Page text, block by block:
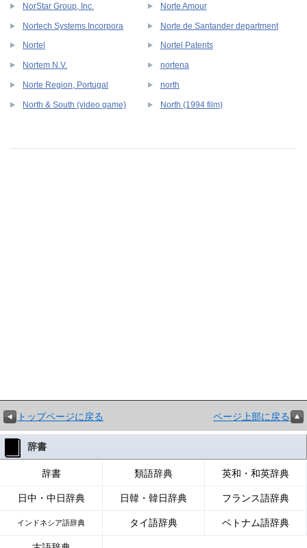
NorStar Group, Inc. Norte Amour
Nortech Systems Incorpora Norte de Santander department
Nortel Nortel Patents
Nortem N.V. nortena
Norte Region, Portugal north
North & South (video game) North (1994 film)
トップページに戻る ページ上部に戻る
辞書
辞書 類語辞典 英和・和英辞典
日中・中日辞典 日韓・韓日辞典 フランス語辞典
インドネシア語辞典 タイ語辞典 ベトナム語辞典